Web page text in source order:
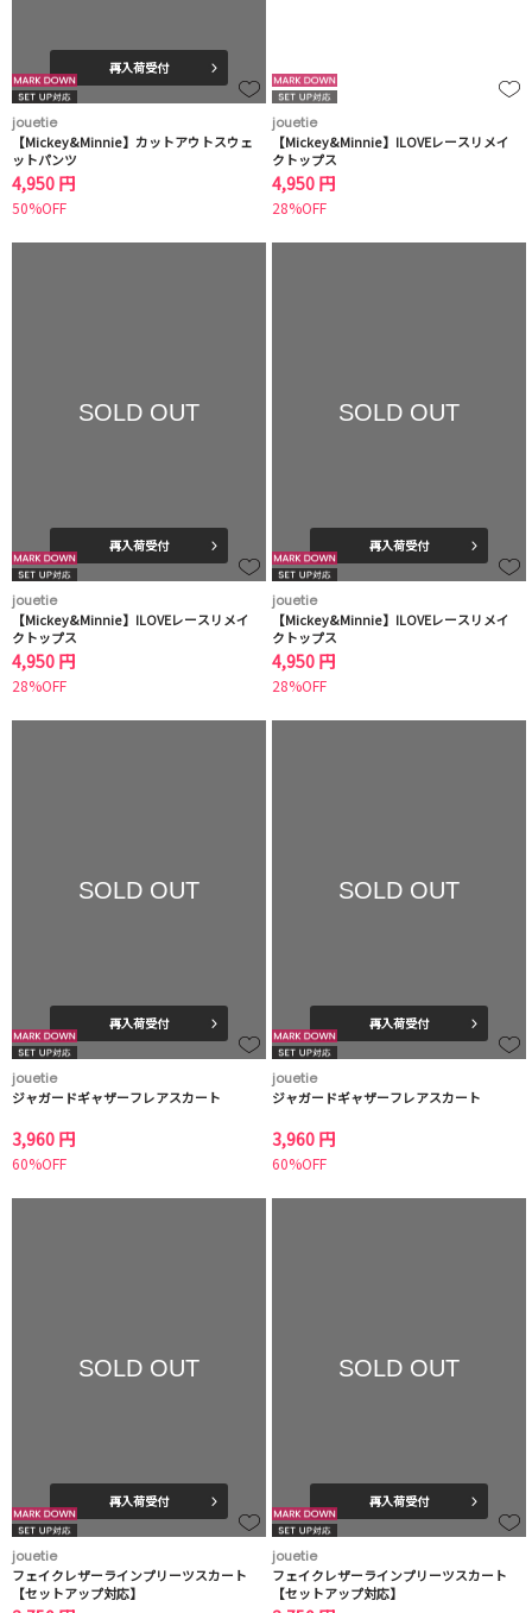
再入荷受付
jouetie
【Mickey&Minnie】カットアウトスウェ
ットパンツ
4,950 円
50%OFF
jouetie
【Mickey&Minnie】ILOVEレースリメイ
クトップス
4,950 円
28%OFF
SOLD OUT
再入荷受付
jouetie
【Mickey&Minnie】ILOVEレースリメイ
クトップス
4,950 円
28%OFF
SOLD OUT
再入荷受付
jouetie
【Mickey&Minnie】ILOVEレースリメイ
クトップス
4,950 円
28%OFF
SOLD OUT
再入荷受付
jouetie
ジャガードギャザーフレアスカート
3,960 円
60%OFF
SOLD OUT
再入荷受付
jouetie
ジャガードギャザーフレアスカート
3,960 円
60%OFF
SOLD OUT
再入荷受付
jouetie
フェイクレザーラインプリーツスカート
【セットアップ対応】
SOLD OUT
再入荷受付
jouetie
フェイクレザーラインプリーツスカート
【セットアップ対応】